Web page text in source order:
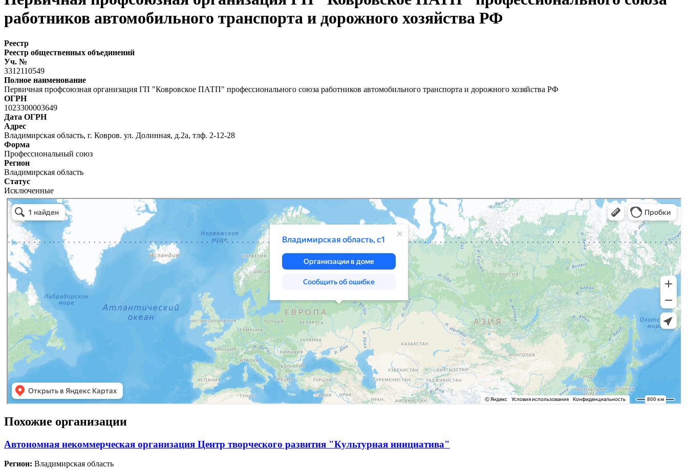
работников автомобильного транспорта и дорожного хозяйства РФ
Реестр
Реестр общественных объединений
Уч. №
3312110549
Полное наименование
Первичная профсоюзная организация ГП "Ковровское ПАТП" профессионального союза работников автомобильного транспорта и дорожного хозяйства РФ
ОГРН
1023300003649
Дата ОГРН
Адрес
Владимирская область, г. Ковров. ул. Долинная, д.2а, тлф. 2-12-28
Форма
Профессиональный союз
Регион
Владимирская область
Статус
Исключенные
Похожие организации
Автономная некоммерческая организация Центр творческого развития "Культурная инициатива"
Регион: Владимирская область